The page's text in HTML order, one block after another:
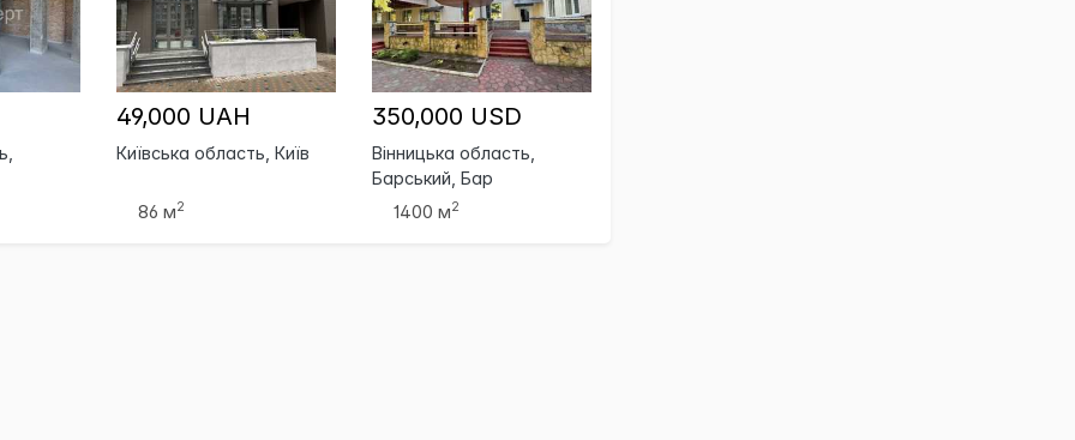
49,000 UAH
Київська область, Київ
86 м2
350,000 USD
Вінницька область,
Барський, Бар
1400 м2